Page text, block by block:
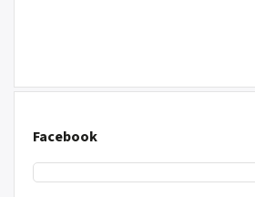
Facebook